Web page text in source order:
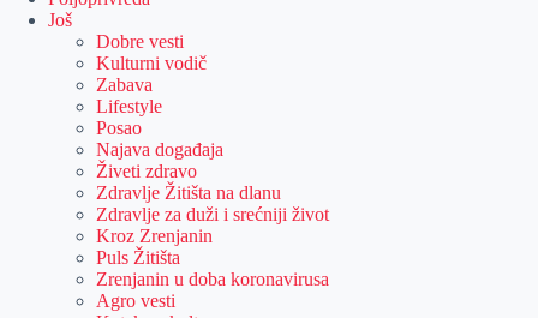
Još
Dobre vesti
Kulturni vodič
Zabava
Lifestyle
Posao
Najava događaja
Živeti zdravo
Zdravlje Žitišta na dlanu
Zdravlje za duži i srećniji život
Kroz Zrenjanin
Puls Žitišta
Zrenjanin u doba koronavirusa
Agro vesti